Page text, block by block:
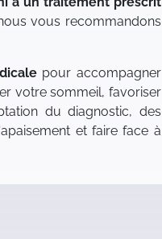
vous recommandons
pour accompagner
votre sommeil, favoriser
du diagnostic, des
et faire face à